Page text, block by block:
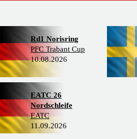
Rd1 Norisring
PFC Trabant Cup
10.08.2026
EATC 26
Nordschleife
EATC
11.09.2026